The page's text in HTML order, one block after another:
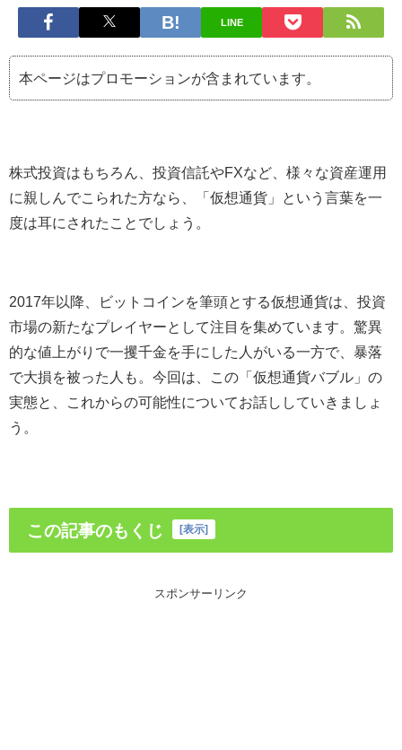
LINE
本ページはプロモーションが含まれています。
株式投資はもちろん、投資信託やFXなど、様々な資産運用
に親しんでこられた方なら、「仮想通貨」という言葉を一
度は耳にされたことでしょう。
2017年以降、ビットコインを筆頭とする仮想通貨は、投資
市場の新たなプレイヤーとして注目を集めています。驚異
的な値上がりで一攫千金を手にした人がいる一方で、暴落
で大損を被った人も。今回は、この「仮想通貨バブル」の
実態と、これからの可能性についてお話ししていきましょ
う。
この記事のもくじ [表示]
スポンサーリンク